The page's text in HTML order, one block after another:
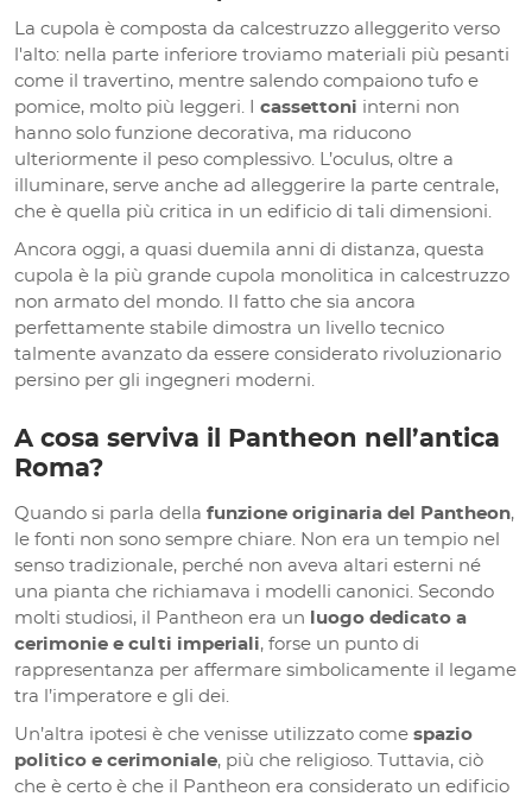
La cupola è composta da calcestruzzo alleggerito verso
l'alto: nella parte inferiore troviamo materiali più pesanti
come il travertino, mentre salendo compaiono tufo e
pomice, molto più leggeri. I cassettoni interni non
hanno solo funzione decorativa, ma riducono
ulteriormente il peso complessivo. L’oculus, oltre a
illuminare, serve anche ad alleggerire la parte centrale,
che è quella più critica in un edificio di tali dimensioni.
Ancora oggi, a quasi duemila anni di distanza, questa
cupola è la più grande cupola monolitica in calcestruzzo
non armato del mondo. Il fatto che sia ancora
perfettamente stabile dimostra un livello tecnico
talmente avanzato da essere considerato rivoluzionario
persino per gli ingegneri moderni.
A cosa serviva il Pantheon nell’antica
Roma?
Quando si parla della funzione originaria del Pantheon,
le fonti non sono sempre chiare. Non era un tempio nel
senso tradizionale, perché non aveva altari esterni né
una pianta che richiamava i modelli canonici. Secondo
molti studiosi, il Pantheon era un
luogo dedicato a
cerimonie e culti imperiali, forse un punto di
rappresentanza per affermare simbolicamente il legame
tra l’imperatore e gli dei.
Un’altra ipotesi è che venisse utilizzato come spazio
politico e cerimoniale, più che religioso. Tuttavia, ciò
che è certo è che il Pantheon era considerato un edificio